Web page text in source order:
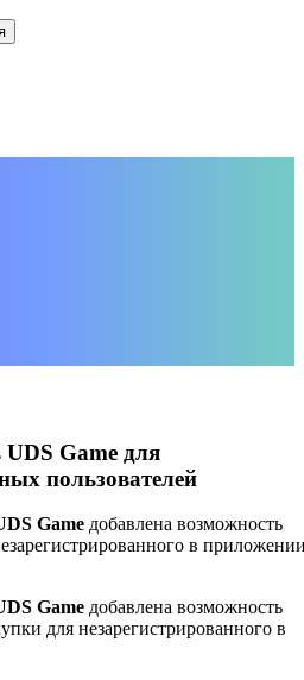
Game для
пользователей
Game добавлена возможность
в
Game добавлена возможность
для незарегистрированного в